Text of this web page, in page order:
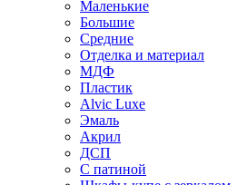
Маленькие
Большие
Средние
Отделка и материал
МДФ
Пластик
Alvic Luxe
Эмаль
Акрил
ДСП
С патиной